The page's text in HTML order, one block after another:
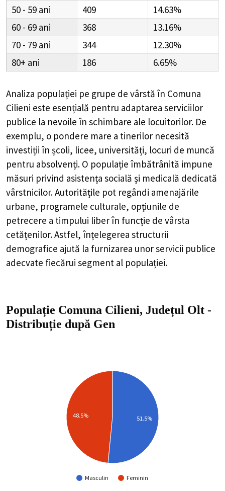
50 - 59
409
14.63%
60 - 69
368
13.16%
70 - 79
344
12.30%
80+
186 6.65%
Analiza populației pe grupe de vârstă în Comuna
Cilieni este esențială pentru adaptarea serviciilor
publice la nevoile în schimbare ale locuitorilor. De
exemplu, o pondere mare a tinerilor necesită
investiții în școli, licee, universități, locuri de muncă
pentru absolvenți. O populație îmbătrânită impune
măsuri privind asistența socială și medicală dedicată
vârstnicilor. Autoritățile pot regândi amenajările
urbane, programele culturale, opțiunile de
petrecere a timpului liber în funcție de vârsta
cetățenilor. Astfel, înțelegerea structurii
demografice ajută la furnizarea unor servicii publice
adecvate fiecărui segment al populației.
Populație Comuna Cilieni, Județul Olt -
Distribuție după Gen
Masculin Feminin
48.5% 51.5%